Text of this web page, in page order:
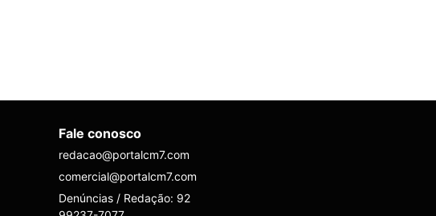
Fale conosco
redacao@portalcm7.com
comercial@portalcm7.com
Denúncias / Redação: 92